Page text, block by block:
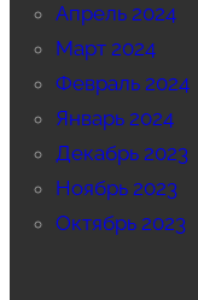
Апрель 2024
Март 2024
Февраль 2024
Январь 2024
Декабрь 2023
Ноябрь 2023
Октябрь 2023